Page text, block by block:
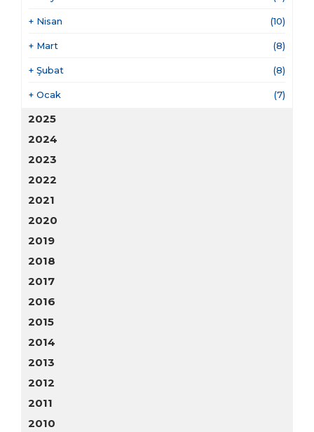
+ Nisan (10)
+ Mart (8)
+ Şubat (8)
+ Ocak (7)
2025
2024
2023
2022
2021
2020
2019
2018
2017
2016
2015
2014
2013
2012
2011
2010